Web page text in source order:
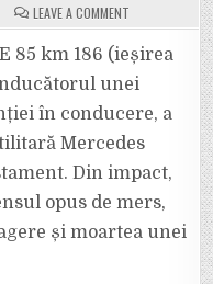
LEAVE A COMMENT
ULTIMA
ACCIDENT
MORTAL
LA
IEȘIREA
FOCȘANI
GAROAFA,
DN
2
–
E
O
85 km 186 (ieșirea
unei
în conducere, a
Mercedes
Din impact,
opus de mers,
și moartea unei